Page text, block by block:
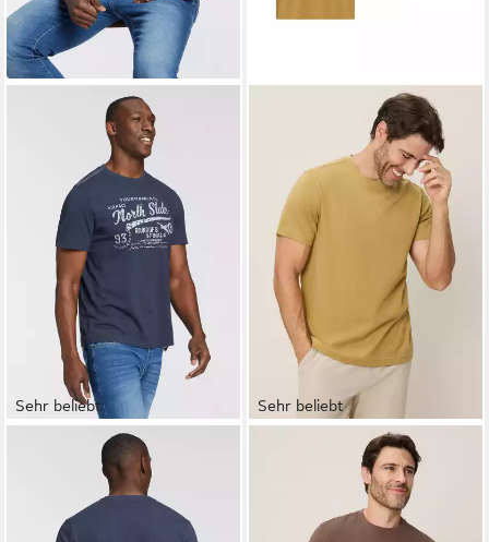
Sehr beliebt
MAN'S WORLDT-Shirt
Kurzarm, bedruckt,
Rundhalsausschnitt, aus
Single Jersey
ab 8,99 € UVP 9,99 €
Sehr beliebt
MAN'S WORLDT-Shirt neue
Farben! Preis-Leistungs
Bestseller! Auch in Großen
Größen (3er-Pack) aus
(9,00 €/ 1 Stk)